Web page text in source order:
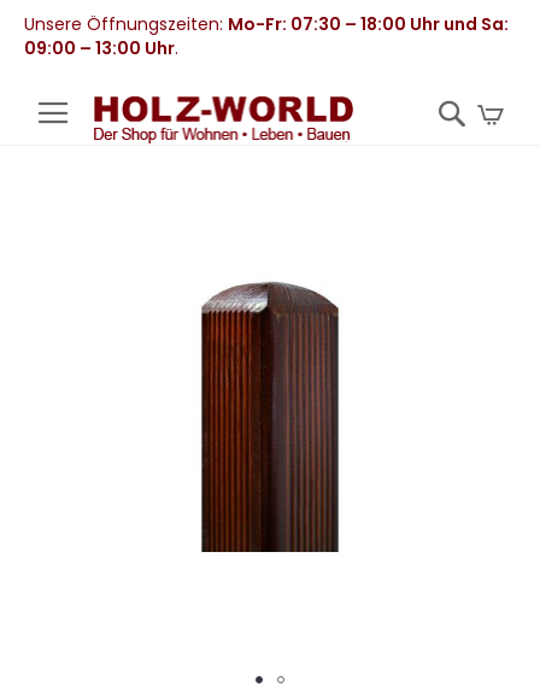
Unsere Öffnungszeiten: Mo-Fr: 07:30 – 18:00 Uhr und Sa:
09:00 – 13:00 Uhr.